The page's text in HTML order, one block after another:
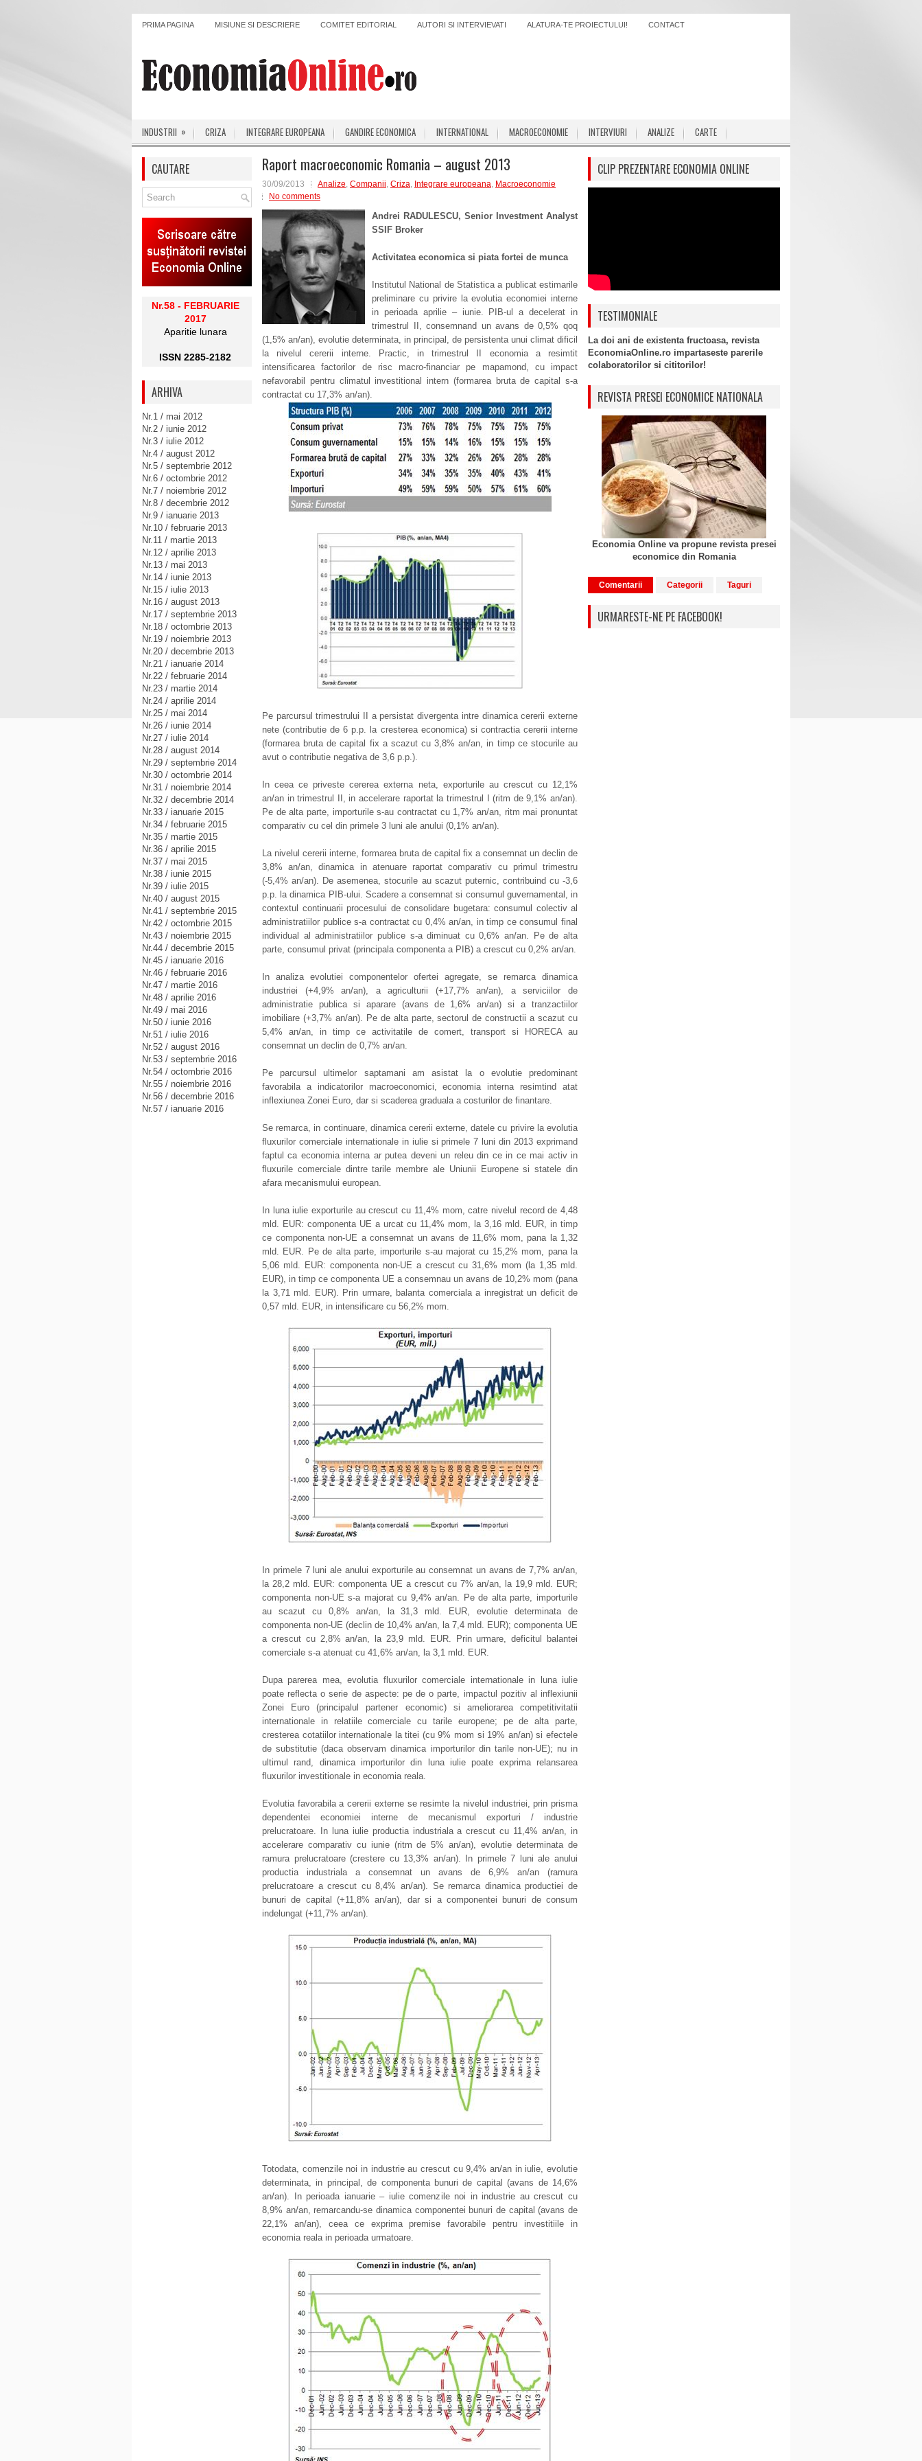
PRIMA PAGINA MISIUNE SI DESCRIERE COMITET EDITORIAL AUTORI SI INTERVIEVATI ALATURA-TE PROIECTULUI! CONTACT
INDUSTRII » CRIZA INTEGRARE EUROPEANA GANDIRE ECONOMICA INTERNATIONAL MACROECONOMIE INTERVIURI ANALIZE CARTE
Raport macroeconomic Romania – august 2013
30/09/2013 Analize, Companii, Criza, Integrare europeana, Macroeconomie
No comments
Andrei RADULESCU, Senior Investment Analyst
SSIF Broker
Activitatea economica si piata fortei de munca
Institutul National de Statistica a publicat estimarile
preliminare cu privire la evolutia economiei interne
in perioada aprilie – iunie. PIB-ul a decelerat in
trimestrul II, consemnand un avans de 0,5% qoq
(1,5% an/an), evolutie determinata, in principal, de persistenta unui climat dificil
la nivelul cererii interne. Practic, in trimestrul II economia a resimtit
intensificarea factorilor de risc macro-financiar pe mapamond, cu impact
nefavorabil pentru climatul investitional intern (formarea bruta de capital s-a
contractat cu 17,3% an/an).
Pe parcursul trimestrului II a persistat divergenta intre dinamica cererii externe
nete (contributie de 6 p.p. la cresterea economica) si contractia cererii interne
(formarea bruta de capital fix a scazut cu 3,8% an/an, in timp ce stocurile au
avut o contributie negativa de 3,6 p.p.).
In ceea ce priveste cererea externa neta, exporturile au crescut cu 12,1%
an/an in trimestrul II, in accelerare raportat la trimestrul I (ritm de 9,1% an/an).
Pe de alta parte, importurile s-au contractat cu 1,7% an/an, ritm mai pronuntat
comparativ cu cel din primele 3 luni ale anului (0,1% an/an).
La nivelul cererii interne, formarea bruta de capital fix a consemnat un declin de
3,8% an/an, dinamica in atenuare raportat comparativ cu primul trimestru
(-5,4% an/an). De asemenea, stocurile au scazut puternic, contribuind cu -3,6
p.p. la dinamica PIB-ului. Scadere a consemnat si consumul guvernamental, in
contextul continuarii procesului de consolidare bugetara: consumul colectiv al
administratiilor publice s-a contractat cu 0,4% an/an, in timp ce consumul final
individual al administratiilor publice s-a diminuat cu 0,6% an/an. Pe de alta
parte, consumul privat (principala componenta a PIB) a crescut cu 0,2% an/an.
In analiza evolutiei componentelor ofertei agregate, se remarca dinamica
industriei (+4,9% an/an), a agriculturii (+17,7% an/an), a serviciilor de
administratie publica si aparare (avans de 1,6% an/an) si a tranzactiilor
imobiliare (+3,7% an/an). Pe de alta parte, sectorul de constructii a scazut cu
5,4% an/an, in timp ce activitatile de comert, transport si HORECA au
consemnat un declin de 0,7% an/an.
Pe parcursul ultimelor saptamani am asistat la o evolutie predominant
favorabila a indicatorilor macroeconomici, economia interna resimtind atat
inflexiunea Zonei Euro, dar si scaderea graduala a costurilor de finantare.
Se remarca, in continuare, dinamica cererii externe, datele cu privire la evolutia
fluxurilor comerciale internationale in iulie si primele 7 luni din 2013 exprimand
faptul ca economia interna ar putea deveni un releu din ce in ce mai activ in
fluxurile comerciale dintre tarile membre ale Uniunii Europene si statele din
afara mecanismului european.
In luna iulie exporturile au crescut cu 11,4% mom, catre nivelul record de 4,48
mld. EUR: componenta UE a urcat cu 11,4% mom, la 3,16 mld. EUR, in timp
ce componenta non-UE a consemnat un avans de 11,6% mom, pana la 1,32
mld. EUR. Pe de alta parte, importurile s-au majorat cu 15,2% mom, pana la
5,06 mld. EUR: componenta non-UE a crescut cu 31,6% mom (la 1,35 mld.
EUR), in timp ce componenta UE a consemnau un avans de 10,2% mom (pana
la 3,71 mld. EUR). Prin urmare, balanta comerciala a inregistrat un deficit de
0,57 mld. EUR, in intensificare cu 56,2% mom.
In primele 7 luni ale anului exporturile au consemnat un avans de 7,7% an/an,
la 28,2 mld. EUR: componenta UE a crescut cu 7% an/an, la 19,9 mld. EUR;
componenta non-UE s-a majorat cu 9,4% an/an. Pe de alta parte, importurile
au scazut cu 0,8% an/an, la 31,3 mld. EUR, evolutie determinata de
componenta non-UE (declin de 10,4% an/an, la 7,4 mld. EUR); componenta UE
a crescut cu 2,8% an/an, la 23,9 mld. EUR. Prin urmare, deficitul balantei
comerciale s-a atenuat cu 41,6% an/an, la 3,1 mld. EUR.
Dupa parerea mea, evolutia fluxurilor comerciale internationale in luna iulie
poate reflecta o serie de aspecte: pe de o parte, impactul pozitiv al inflexiunii
Zonei Euro (principalul partener economic) si ameliorarea competitivitatii
internationale in relatiile comerciale cu tarile europene; pe de alta parte,
cresterea cotatiilor internationale la titei (cu 9% mom si 19% an/an) si efectele
de substitutie (daca observam dinamica importurilor din tarile non-UE); nu in
ultimul rand, dinamica importurilor din luna iulie poate exprima relansarea
fluxurilor investitionale in economia reala.
Evolutia favorabila a cererii externe se resimte la nivelul industriei, prin prisma
dependentei economiei interne de mecanismul exporturi / industrie
prelucratoare. In luna iulie productia industriala a crescut cu 11,4% an/an, in
accelerare comparativ cu iunie (ritm de 5% an/an), evolutie determinata de
ramura prelucratoare (crestere cu 13,3% an/an). In primele 7 luni ale anului
productia industriala a consemnat un avans de 6,9% an/an (ramura
prelucratoare a crescut cu 8,4% an/an). Se remarca dinamica productiei de
bunuri de capital (+11,8% an/an), dar si a componentei bunuri de consum
indelungat (+11,7% an/an).
Totodata, comenzile noi in industrie au crescut cu 9,4% an/an in iulie, evolutie
determinata, in principal, de componenta bunuri de capital (avans de 14,6%
an/an). In perioada ianuarie – iulie comenzile noi in industrie au crescut cu
8,9% an/an, remarcandu-se dinamica componentei bunuri de capital (avans de
22,1% an/an), ceea ce exprima premise favorabile pentru investitiile in
economia reala in perioada urmatoare.
CAUTARE
Nr.58 - FEBRUARIE
2017
Aparitie lunara
ISSN 2285-2182
ARHIVA
Nr.1 / mai 2012
Nr.2 / iunie 2012
Nr.3 / iulie 2012
Nr.4 / august 2012
Nr.5 / septembrie 2012
Nr.6 / octombrie 2012
Nr.7 / noiembrie 2012
Nr.8 / decembrie 2012
Nr.9 / ianuarie 2013
Nr.10 / februarie 2013
Nr.11 / martie 2013
Nr.12 / aprilie 2013
Nr.13 / mai 2013
Nr.14 / iunie 2013
Nr.15 / iulie 2013
Nr.16 / august 2013
Nr.17 / septembrie 2013
Nr.18 / octombrie 2013
Nr.19 / noiembrie 2013
Nr.20 / decembrie 2013
Nr.21 / ianuarie 2014
Nr.22 / februarie 2014
Nr.23 / martie 2014
Nr.24 / aprilie 2014
Nr.25 / mai 2014
Nr.26 / iunie 2014
Nr.27 / iulie 2014
Nr.28 / august 2014
Nr.29 / septembrie 2014
Nr.30 / octombrie 2014
Nr.31 / noiembrie 2014
Nr.32 / decembrie 2014
Nr.33 / ianuarie 2015
Nr.34 / februarie 2015
Nr.35 / martie 2015
Nr.36 / aprilie 2015
Nr.37 / mai 2015
Nr.38 / iunie 2015
Nr.39 / iulie 2015
Nr.40 / august 2015
Nr.41 / septembrie 2015
Nr.42 / octombrie 2015
Nr.43 / noiembrie 2015
Nr.44 / decembrie 2015
Nr.45 / ianuarie 2016
Nr.46 / februarie 2016
Nr.47 / martie 2016
Nr.48 / aprilie 2016
Nr.49 / mai 2016
Nr.50 / iunie 2016
Nr.51 / iulie 2016
Nr.52 / august 2016
Nr.53 / septembrie 2016
Nr.54 / octombrie 2016
Nr.55 / noiembrie 2016
Nr.56 / decembrie 2016
Nr.57 / ianuarie 2016
CLIP PREZENTARE ECONOMIA ONLINE
TESTIMONIALE
La doi ani de existenta fructoasa, revista
EconomiaOnline.ro impartaseste parerile
colaboratorilor si cititorilor!
REVISTA PRESEI ECONOMICE NATIONALA
Economia Online va propune revista presei
economice din Romania
Comentarii Categorii Taguri
URMARESTE-NE PE FACEBOOK!